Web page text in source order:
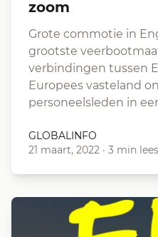
zoom
Grote commotie in
grootste
verbindingen tussen
Europees vasteland
personeelsleden in
GLOBALINFO
21 maart, 2022 · 3 min